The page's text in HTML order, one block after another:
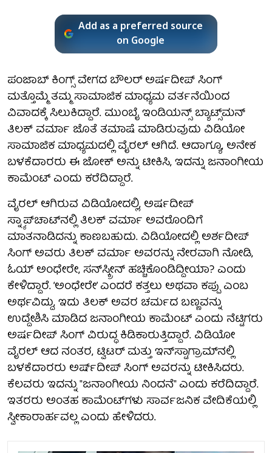
Add as a preferred source
on Google
ಪಂಜಾಬ್ ಕಿಂಗ್ಸ್ ವೇಗದ ಬೌಲರ್ ಅರ್ಷದೀಪ್ ಸಿಂಗ್
ಮತ್ತೊಮ್ಮೆ ತಮ್ಮ ಸಾಮಾಜಿಕ ಮಾಧ್ಯಮ ವರ್ತನೆಯಿಂದ
ವಿವಾದಕ್ಕೆ ಸಿಲುಕಿದ್ದಾರೆ. ಮುಂಬೈ ಇಂಡಿಯನ್ಸ್ ಬ್ಯಾಟ್ಸ್‌ಮನ್
ತಿಲಕ್ ವರ್ಮಾ ಜೊತೆ ತಮಾಷೆ ಮಾಡಿರುವುದು ವಿಡಿಯೋ
ಸಾಮಾಜಿಕ ಮಾಧ್ಯಮದಲ್ಲಿ ವೈರಲ್ ಆಗಿದೆ. ಆದಾಗ್ಯೂ, ಅನೇಕ
ಬಳಕೆದಾರರು ಈ ಜೋಕ್ ಅನ್ನು ಟೀಕಿಸಿ, ಇದನ್ನು ಜನಾಂಗೀಯ
ಕಾಮೆಂಟ್ ಎಂದು ಕರೆದಿದ್ದಾರೆ.
ವೈರಲ್ ಆಗಿರುವ ವಿಡಿಯೋದಲ್ಲಿ, ಅರ್ಷದೀಪ್
ಸ್ನ್ಯಾಪ್‌ಚಾಟ್‌ನಲ್ಲಿ ತಿಲಕ್ ವರ್ಮಾ ಅವರೊಂದಿಗೆ
ಮಾತನಾಡಿದನ್ನು ಕಾಣಬಹುದು. ವಿಡಿಯೋದಲ್ಲಿ ಅರ್ಶದೀಪ್
ಸಿಂಗ್ ಅವರು ತಿಲಕ್ ವರ್ಮಾ ಅವರನ್ನು ನೇರವಾಗಿ ನೋಡಿ,
ಓಯ್ ಅಂಧೇರೇ, ಸನ್‌ಸ್ಕ್ರೀನ್ ಹಚ್ಚಿಕೊಂಡಿದ್ದೀಯಾ? ಎಂದು
ಕೇಳಿದ್ದಾರೆ. ‘ಅಂಧೇರೇ’ ಎಂದರೆ ಕತ್ತಲು ಅಥವಾ ಕಪ್ಪು ಎಂಬ
ಅರ್ಥವಿದ್ದು, ಇದು ತಿಲಕ್ ಅವರ ಚರ್ಮದ ಬಣ್ಣವನ್ನು
ಉದ್ದೇಶಿಸಿ ಮಾಡಿದ ಜನಾಂಗೀಯ ಕಾಮೆಂಟ್ ಎಂದು ನೆಟ್ಟಿಗರು
ಅರ್ಷದೀಪ್ ಸಿಂಗ್ ವಿರುದ್ಧ ಕಿಡಿಕಾರುತ್ತಿದ್ದಾರೆ. ವಿಡಿಯೋ
ವೈರಲ್ ಆದ ನಂತರ, ಟ್ವಿಟರ್ ಮತ್ತು ಇನ್‌ಸ್ಟಾಗ್ರಾಮ್‌ನಲ್ಲಿ
ಬಳಕೆದಾರರು ಅರ್ಷ್‌ದೀಪ್ ಸಿಂಗ್ ಅವರನ್ನು ಟೀಕಿಸಿದರು.
ಕೆಲವರು ಇದನ್ನು "ಜನಾಂಗೀಯ ನಿಂದನೆ" ಎಂದು ಕರೆದಿದ್ದಾರೆ.
ಇತರರು ಅಂತಹ ಕಾಮೆಂಟ್‌ಗಳು ಸಾರ್ವಜನಿಕ ವೇದಿಕೆಯಲ್ಲಿ
ಸ್ವೀಕಾರಾರ್ಹವಲ್ಲ ಎಂದು ಹೇಳಿದರು.